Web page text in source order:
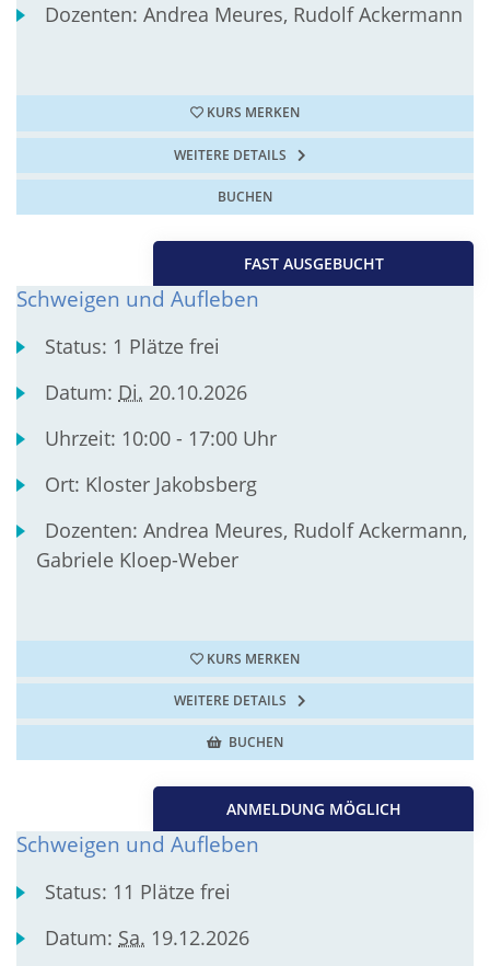
Dozenten:Andrea Meures, Rudolf Ackermann
KURS MERKEN
WEITERE DETAILS
BUCHEN
FAST AUSGEBUCHT
Schweigen und Aufleben
Status: 1 Plätze frei
Datum: Di. 20.10.2026
Uhrzeit: 10:00 - 17:00 Uhr
Ort: Kloster Jakobsberg
Dozenten:Andrea Meures, Rudolf Ackermann,
Gabriele Kloep-Weber
KURS MERKEN
WEITERE DETAILS
BUCHEN
ANMELDUNG MÖGLICH
Schweigen und Aufleben
Status: 11 Plätze frei
Datum: Sa. 19.12.2026